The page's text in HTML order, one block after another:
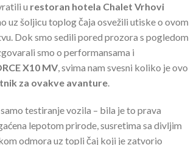
u restoran hotela Chalet Vrhovi
uz šoljicu toplog čaja osvežili utiske o ovom
Dok smo sedili pored prozora s pogledom
smo o performansama i
X10 MV, svima nam svesni koliko je ovo
za ovakve avanture.
testiranje vozila – bila je to prava
lepotom prirode, susretima sa divljim
odmora uz topli čaj koji je zatvorio